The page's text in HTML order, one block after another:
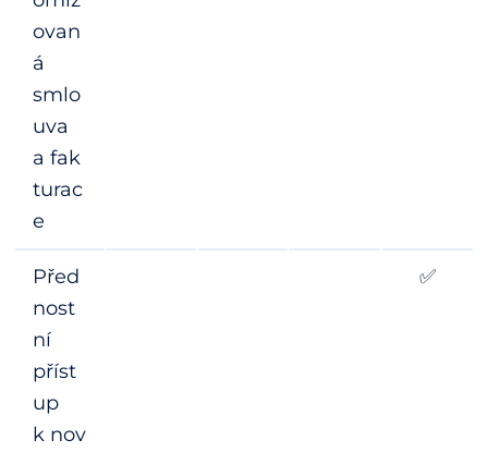
ovan
á
smlo
uva
a fak
turac
e
Před
nost
ní
příst
up
k nov
✅